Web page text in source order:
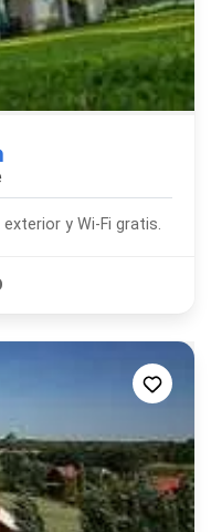
El alojamiento cuenta con piscina exterior y Wi-Fi gratis.